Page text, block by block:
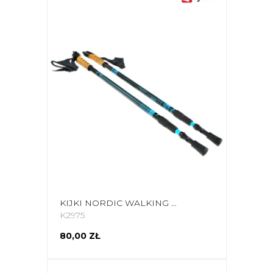
KIJKI NORDIC WALKING SCOUT BJORN NIEBIESKI
K2975
80,00 ZŁ